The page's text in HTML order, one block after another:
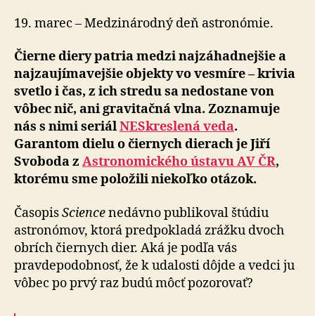
možnej
čiernych
dier
19. marec – Medzinárodný deň astronómie.
Čierne diery patria medzi najzáhadnejšie a
najzaujímavejšie objekty vo vesmíre – krivia
svetlo i čas, z ich stredu sa nedostane von
vôbec nič, ani gravitačná vlna. Zoznamuje
nás s nimi seriálNESkreslená veda.
Garantom dielu o čiernych dierach je Jiří
Svoboda z Astronomického ústavu AV ČR,
ktorému sme položili niekoľko otázok.
ČasopisSciencenedávno publikoval štúdiu
astronómov, ktorá predpokladá zrážku dvoch
obrích čiernych dier. Aká je podľa vás
pravdepodobnosť, že k udalosti dôjde a vedci ju
vôbec po prvý raz budú môcť pozorovať?